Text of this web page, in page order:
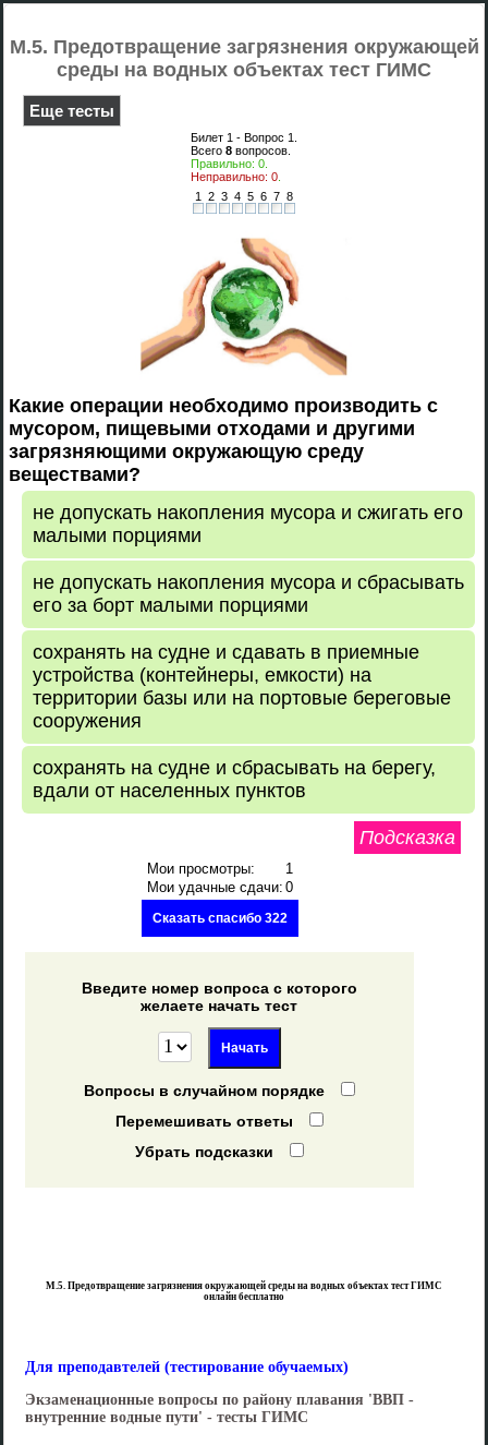
М.5. Предотвращение загрязнения окружающей
среды на водных объектах тест ГИМС
Еще тесты
Билет 1 - Вопрос 1
Всего 8 вопросов.
Правильно: 0
Неправильно: 0
1
2 3 4 5 6 7 8
Какие операции необходимо производить с
мусором, пищевыми отходами и другими
загрязняющими окружающую среду
веществами?
не допускать накопления мусора и сжигать его
малыми порциями
не допускать накопления мусора и сбрасывать
его за борт малыми порциями
сохранять на судне и сдавать в приемные
устройства (контейнеры, емкости) на
территории базы или на портовые береговые
сооружения
сохранять на судне и сбрасывать на берегу,
вдали от населенных пунктов
Подсказка
Мои просмотры:
1
Мои удачные сдачи: 0
Сказать спасибо 322
Введите номер вопроса с которого
желаете начать тест
Вопросы в случайном порядке
Перемешивать ответы
Убрать подсказки
М.5. Предотвращение загрязнения окружающей среды на водных объектах тест ГИМС
онлайн бесплатно
Для преподавтелей (тестирование обучаемых)
Экзаменационные вопросы по району плавания 'ВВП -
внутренние водные пути' - тесты ГИМС